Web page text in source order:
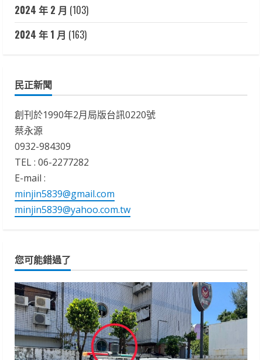
2024 年 2 月 (103)
2024 年 1 月 (163)
民正新聞
創刊於1990年2月局版台訊0220號
蔡永源
0932-984309
TEL : 06-2277282
E-mail :
minjin5839@gmail.com
minjin5839@yahoo.com.tw
您可能錯過了